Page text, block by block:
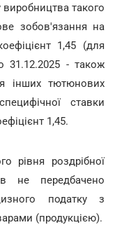
такого
зобов'язання на
1,45 (для
31.12.2025 - також
інших тютюнових
ставки
1,45.
рівня роздрібної
не передбачено
податку з
(продукцією).